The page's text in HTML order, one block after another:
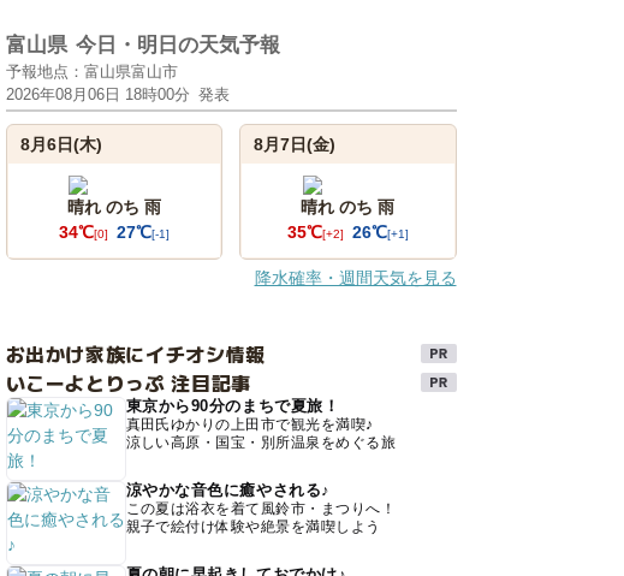
富山県 今日・明日の天気予報
予報地点：富山県富山市
2026年08月06日 18時00分 発表
8月6日(木)
晴れ のち 雨
34℃[0] 27℃[-1]
8月7日(金)
晴れ のち 雨
35℃[+2] 26℃[+1]
降水確率・週間天気を見る
お出かけ家族にイチオシ情報
いこーよとりっぷ 注目記事
東京から90分のまちで夏旅！
真田氏ゆかりの上田市で観光を満喫♪
涼しい高原・国宝・別所温泉をめぐる旅
涼やかな音色に癒やされる♪
この夏は浴衣を着て風鈴市・まつりへ！
親子で絵付け体験や絶景を満喫しよう